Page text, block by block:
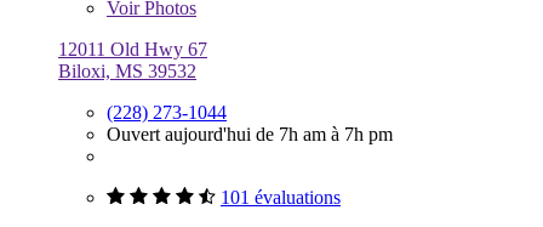
VoirPhotos
12011 Old Hwy 67
Biloxi, MS 39532
(228) 273-1044
Ouvert aujourd'hui de 7h am à 7h pm
101 évaluations